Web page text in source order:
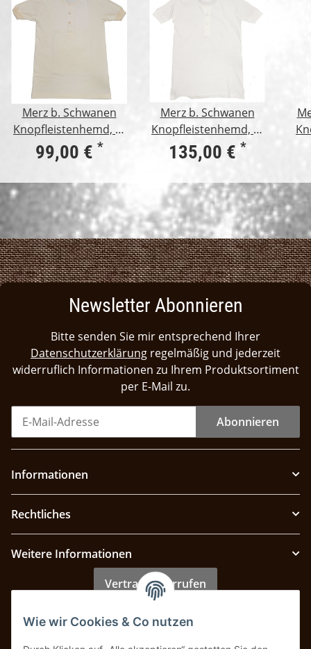
Merz b. Schwanen
Knopfleistenhemd, 2-
fädig, 1/4 Arm, natur
99,00 € *
Merz b. Schwanen
Knopfleistenhemd, 1-
fädig, 1/4 Arm, weiß
135,00 € *
Newsletter Abonnieren
Bitte senden Sie mir entsprechend Ihrer
Datenschutzerklärung regelmäßig und jederzeit
widerruflich Informationen zu Ihrem Produktsortiment
per E-Mail zu.
Abonnieren
Informationen
Rechtliches
Weitere Informationen
Vertrag widerrufen
Zahlung & Versand
Wie wir Cookies & Co nutzen